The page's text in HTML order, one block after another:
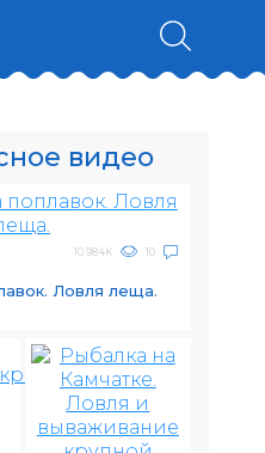
видео
10.984K 10
Ловля леща.